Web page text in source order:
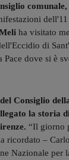
ha visitato
di
dove si è
Consiglio
la storia
“Il giorno
ricordato –
Nazionale per